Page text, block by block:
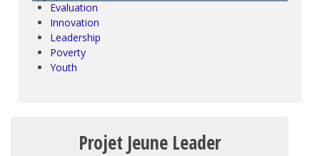
Evaluation
Innovation
Leadership
Poverty
Youth
Projet Jeune Leader